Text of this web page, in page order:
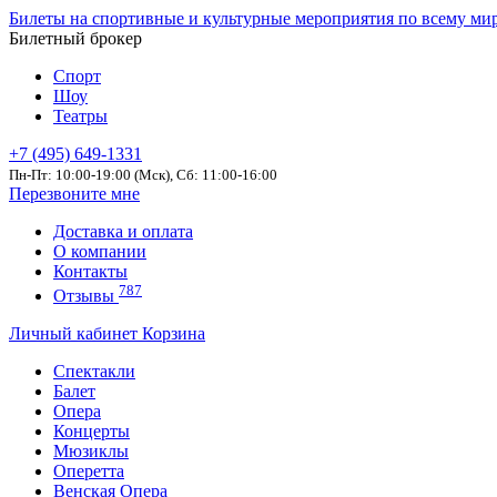
Билеты на спортивные и культурные мероприятия по всему
Билетный брокер
Спорт
Шоу
Театры
+7 (495) 649-1331
Пн-Пт: 10:00-19:00 (Мск), Сб: 11:00-16:00
Перезвоните мне
Доставка и оплата
О компании
Контакты
Отзывы 787
Личный кабинет Корзина
Спектакли
Балет
Опера
Концерты
Мюзиклы
Оперетта
Венская Опера